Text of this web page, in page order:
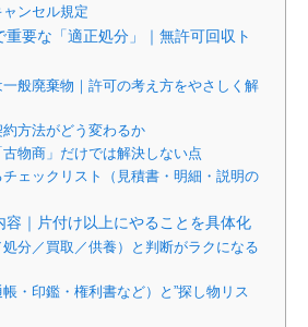
ンセル規定
要な「適正処分」｜無許可回収ト
般廃棄物｜許可の考え方をやさしく解
方法がどう変わるか
古物商」だけでは解決しない点
ェックリスト（見積書・明細・説明の
容｜片付け以上にやることを具体化
分／買取／供養）と判断がラクになる
・印鑑・権利書など）と”探し物リス